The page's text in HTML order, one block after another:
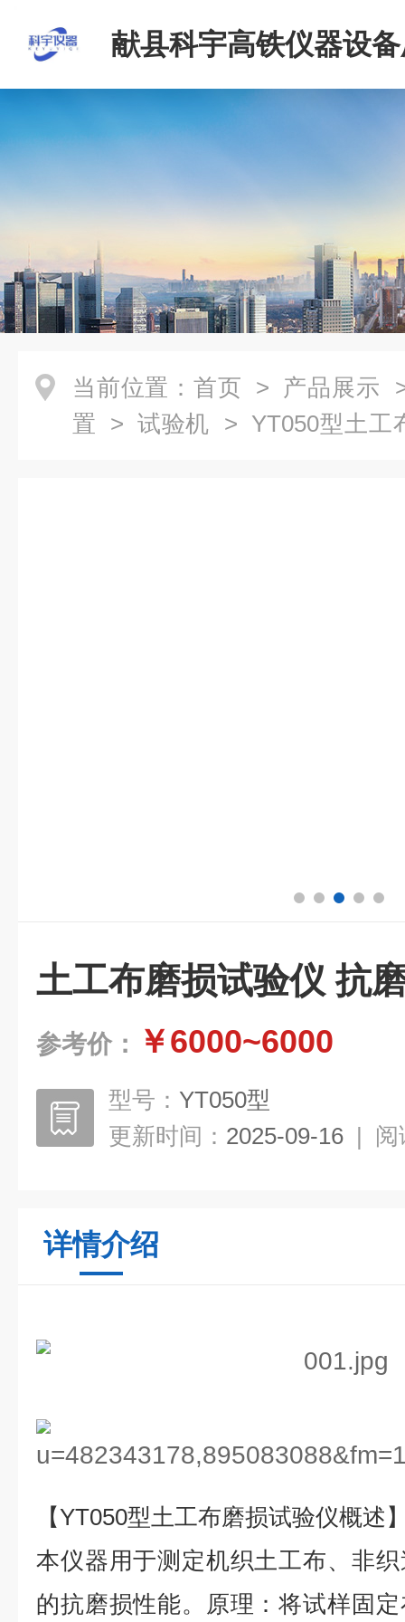
献县科宇高铁仪器设
当前位置： 首页 > 产品展示
置 > 试验机 > YT050型土工
土工布磨损试验仪 抗
参考价： ￥6000~6000
型号： YT050型
更新时间： 2025-09-16 | 阅
详情介绍
【YT050型土工布磨损试验仪概述
本仪器用于测定机织土工布、非
的抗磨损性能。原理：将试样固